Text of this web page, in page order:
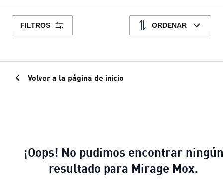
FILTROS ORDENAR
Volver a la página de inicio
¡Oops! No pudimos encontrar ningún
resultado para Mirage Mox.